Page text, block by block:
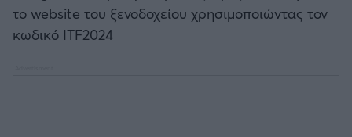
το website του ξενοδοχείου χρησιμοποιώντας τον
κωδικό ITF2024